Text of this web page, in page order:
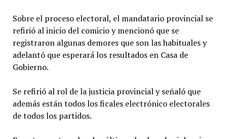
Sobre el proceso electoral, el mandatario provincial se
refirió al inicio del comicio y mencionó que se
registraron algunas demores que son las habituales y
adelantó que esperará los resultados en Casa de
Gobierno.
Se refirió al rol de la justicia provincial y señaló que
además están todos los ficales electrónico electorales
de todos los partidos.